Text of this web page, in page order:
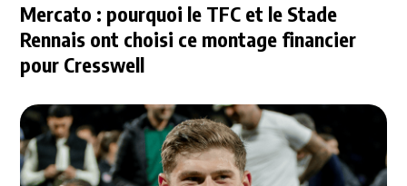
Mercato : pourquoi le TFC et le Stade
Rennais ont choisi ce montage financier
pour Cresswell